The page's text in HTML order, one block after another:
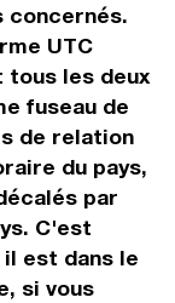
concernés.
UTC
tous les deux
fuseau de
de relation
du pays,
par
C'est
il est dans le
si vous